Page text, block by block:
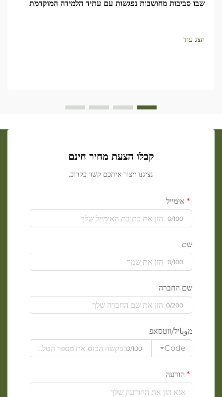
שבו סביבות מחושבות נפגשות עם עתיד הלמידה המוקדמת
הצג עוד
קבלו הצעת מחיר חינם
נציגנו ייצור איתכם קשר בקרוב.
אימייל
0/100
שם
0/100
שם החברה
0/200
מوباיל/ווטסאפ
Code
0/100
הודעה